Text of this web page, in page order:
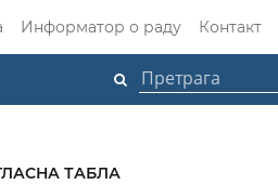
Информатор о раду Контакт
ТАБЛА